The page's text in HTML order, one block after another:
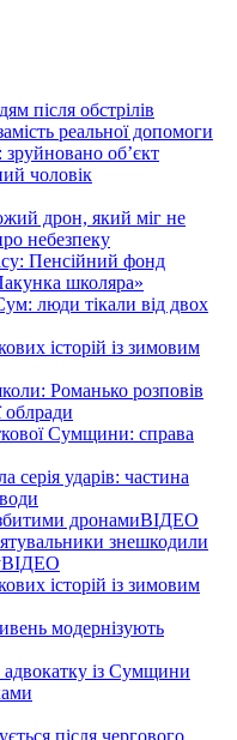
після обстрілів
реальної допомоги
об’єкт
чоловік
дрон, який міг не
небезпеку
Пенсійний фонд
школяра»
люди тікали від двох
історій із зимовим
Романько розповів
облради
Сумщини: справа
ударів: частина
дронамиВІДЕО
знешкодили
ВІДЕО
історій із зимовим
модернізують
адвокатку із Сумщини
після чергового